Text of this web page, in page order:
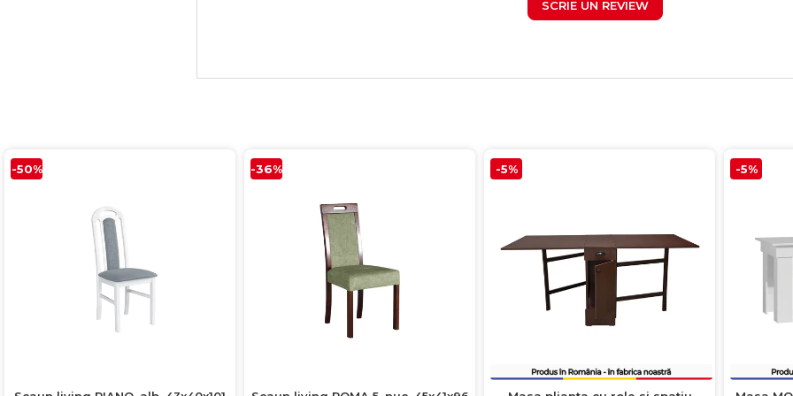
SCRIE UN REVIEW
-50% -36% -5% -5%